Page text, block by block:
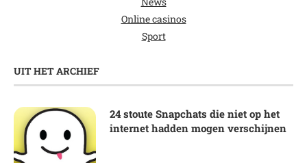
Online casinos
Sport
UIT HET ARCHIEF
24 stoute Snapchats die niet op het
internet hadden mogen verschijnen